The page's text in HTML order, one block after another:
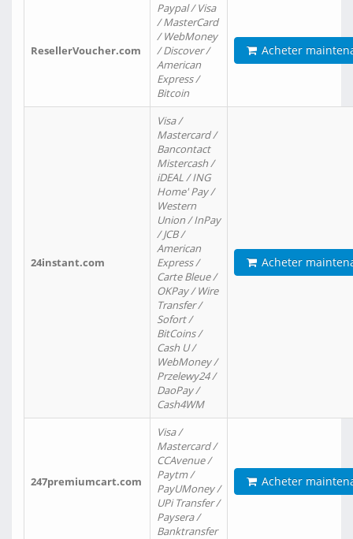
ResellerVoucher.com
Paypal / Visa
/ MasterCard
/ WebMoney
/ Discover /
American
Express /
Bitcoin
Acheter
24instant.com
Visa /
Mastercard /
Bancontact
Mistercash /
iDEAL / ING
Home' Pay /
Western
Union / InPay
/ JCB /
American
Express /
Carte Bleue /
OKPay / Wire
Transfer /
Sofort /
BitCoins /
Cash U /
WebMoney /
Przelewy24 /
DaoPay /
Cash4WM
Acheter
247premiumcart.com
Visa /
Mastercard /
CCAvenue /
Paytm /
PayUMoney /
UPi Transfer /
Paysera /
Banktransfer
Acheter